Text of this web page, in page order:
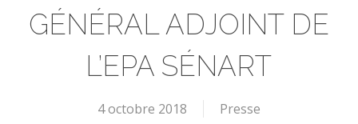
GÉNÉRAL ADJOINT DE
L’EPA SÉNART
4 octobre 2018 Presse